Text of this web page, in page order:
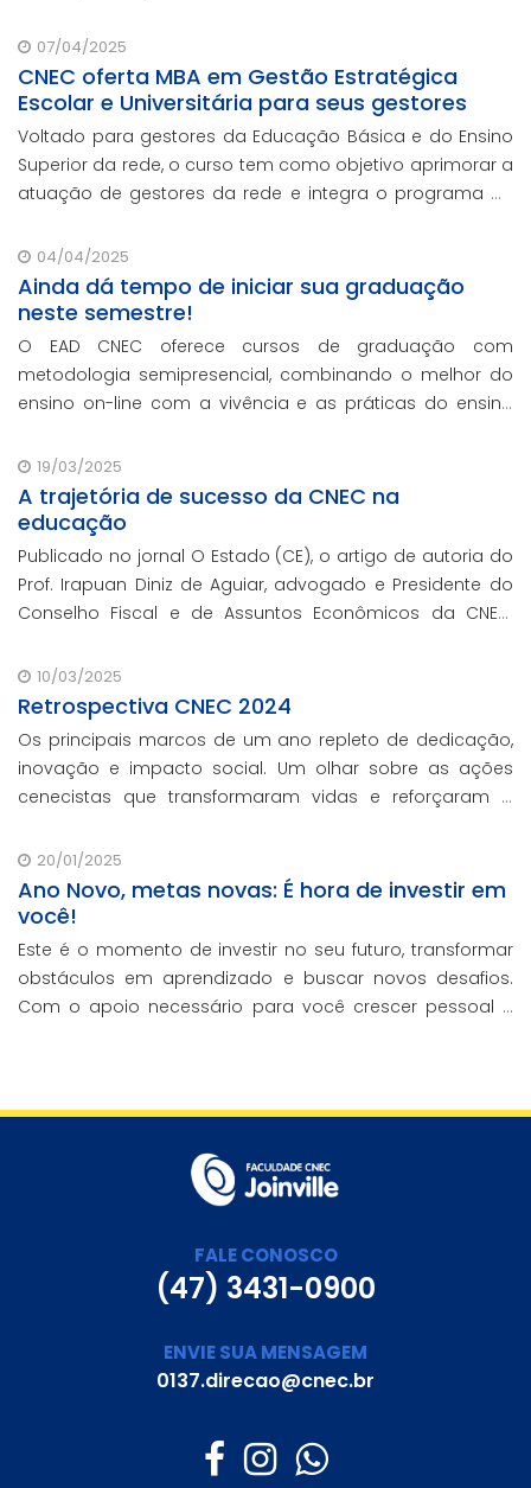
promoção da sustentabilidade.
07/04/2025
CNEC oferta MBA em Gestão Estratégica
Escolar e Universitária para seus gestores
Voltado para gestores da Educação Básica e do Ensino
Superior da rede, o curso tem como objetivo aprimorar a
atuação de gestores da rede e integra o programa de
contando com o oferecimento gratuito da Re
04/04/2025
Ainda dá tempo de iniciar sua graduação
neste semestre!
O EAD CNEC oferece cursos de graduação com
metodologia semipresencial, combinando o melhor do
ensino on-line com a vivência e as práticas do ensino
19/03/2025
A trajetória de sucesso da CNEC na
educação
Publicado no jornal O Estado (CE), o artigo de autoria do
Prof. Irapuan Diniz de Aguiar, advogado e Presidente do
Conselho Fiscal e de Assuntos Econômicos da CNEC,
brasileira.
10/03/2025
Retrospectiva CNEC 2024
Os principais marcos de um ano repleto de dedicação,
inovação e impacto social. Um olhar sobre as ações
cenecistas que transformaram vidas e reforçaram o
20/01/2025
Ano Novo, metas novas: É hora de investir em
você!
Este é o momento de investir no seu futuro, transformar
obstáculos em aprendizado e buscar novos desafios.
Com o apoio necessário para você crescer pessoal e
FALE CONOSCO
(47) 3431-0900
ENVIE SUA MENSAGEM
0137.direcao@cnec.br